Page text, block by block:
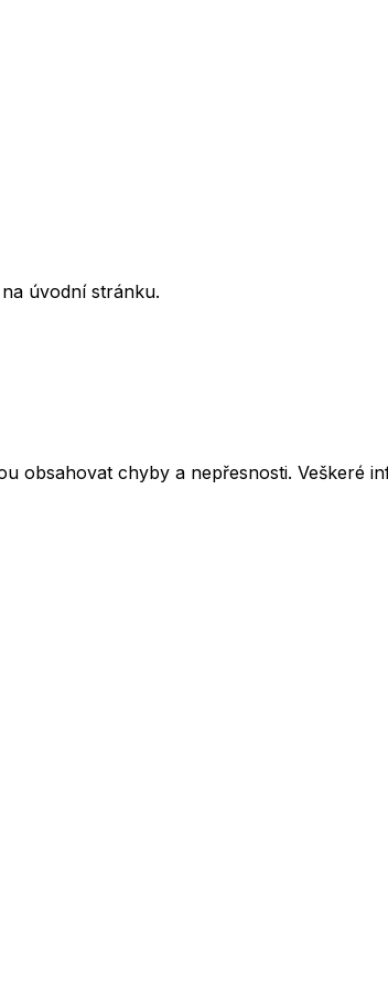
úvodní stránku.
obsahovat chyby a nepřesnosti. Veškeré